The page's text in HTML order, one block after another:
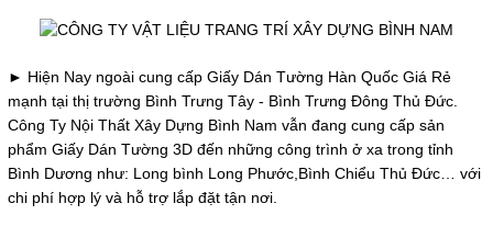
► Hiện Nay ngoài cung cấp Giấy Dán Tường Hàn Quốc Giá Rẻ
mạnh tại thị trường Bình Trưng Tây - Bình Trưng Đông Thủ Đức.
Công Ty Nội Thất Xây Dựng Bình Nam vẫn đang cung cấp sản
phẩm Giấy Dán Tường 3D đến những công trình ở xa trong tỉnh
Bình Dương như: Long bình Long Phước,Bình Chiểu Thủ Đức… với
chi phí hợp lý và hỗ trợ lắp đặt tận nơi.